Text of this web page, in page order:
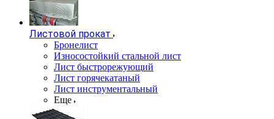
Листовой прокат
Бронелист
Износостойкий стальной лист
Лист быстрорежующий
Лист горячекатаный
Лист инструментальный
Еще